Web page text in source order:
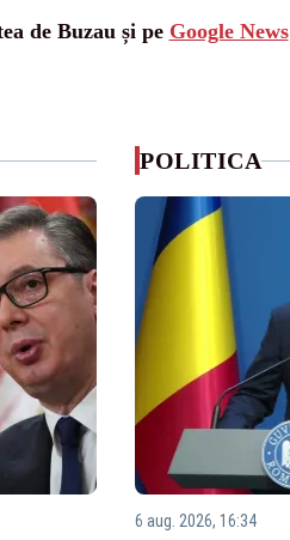
de Buzau și pe Google News
POLITICA
6 aug. 2026, 16:34